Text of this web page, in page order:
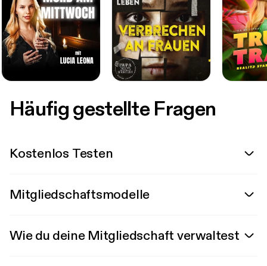
Häufig gestellte Fragen
Kostenlos Testen
Mitgliedschaftsmodelle
Wie du deine Mitgliedschaft verwaltest